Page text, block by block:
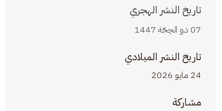
تاريخ النشر الهجري
07 ذو الحِجّة 1447
تاريخ النشر الميلادي
24 مايو 2026
مشاركة